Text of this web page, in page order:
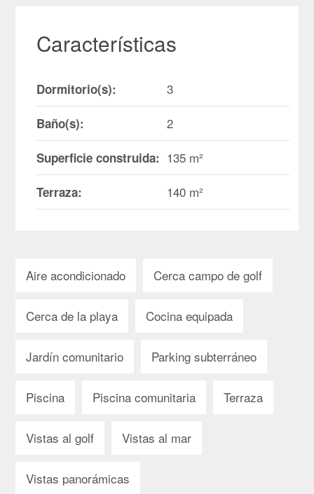
Características
Dormitorio(s): 3
Baño(s): 2
Superficie construida: 135 m²
Terraza: 140 m²
Aire acondicionado Cerca campo de golf
Cerca de la playa Cocina equipada
Jardín comunitario Parking subterráneo
Piscina Piscina comunitaria Terraza
Vistas al golf Vistas al mar
Vistas panorámicas